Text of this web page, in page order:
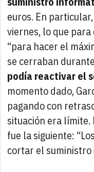
euros. En
viernes, lo que
“para hacer el
se cerraban
podía reactivar el
momento dado,
pagando con
situación era
fue la siguiente:
cortar el suministro